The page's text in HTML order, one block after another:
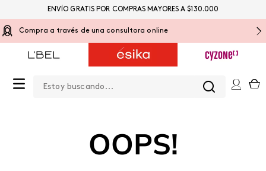
Compra a través de una consultora online
ENVÍO GRATIS POR COMPRAS MAYORES A $130.000
OOPS!